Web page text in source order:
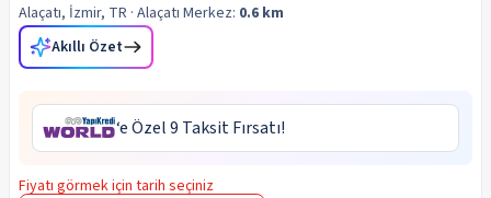
Alaçatı, İzmir, TR · Alaçatı Merkez: 0.6 km
Akıllı Özet
‘e Özel 9 Taksit Fırsatı!
Fiyatı görmek için tarih seçiniz